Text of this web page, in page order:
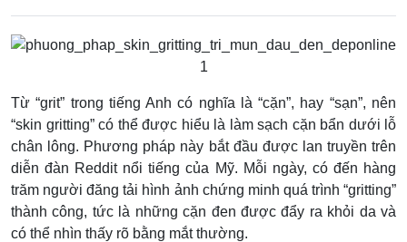
Từ “grit” trong tiếng Anh có nghĩa là “cặn”, hay “sạn”, nên
“skin gritting” có thể được hiểu là làm sạch cặn bẩn dưới lỗ
chân lông. Phương pháp này bắt đầu được lan truyền trên
diễn đàn Reddit nổi tiếng của Mỹ. Mỗi ngày, có đến hàng
trăm người đăng tải hình ảnh chứng minh quá trình “gritting”
thành công, tức là những cặn đen được đẩy ra khỏi da và
có thể nhìn thấy rõ bằng mắt thường.